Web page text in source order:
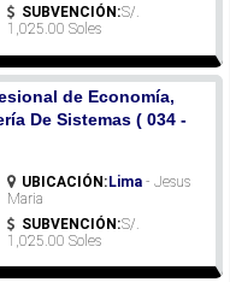
SUBVENCIÓN:S/.
1,025.00 Soles
de Economía,
De Sistemas ( 034 -
UBICACIÓN: Lima - Jesus
Maria
SUBVENCIÓN:S/.
1,025.00 Soles